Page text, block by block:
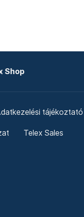
Shop
tájékoztató
Telex Sales